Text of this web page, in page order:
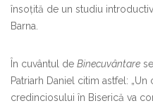
însoțită de un studiu
Barna.
În cuvântul de Binecuvântare
Patriarh Daniel citim astfel:
credinciosului în Biserică va